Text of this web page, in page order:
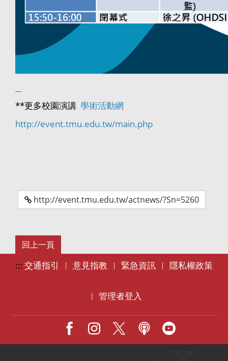
---
**更多校園演講 學術活動網
http://event.tmu.edu.tw/main.php
http://event.tmu.edu.tw/actnews/?Sn=5260
:::交通指引 | 意見指教 | 緊急資訊 | 隱私權政策
| 管理者登入
Facebook Podcast